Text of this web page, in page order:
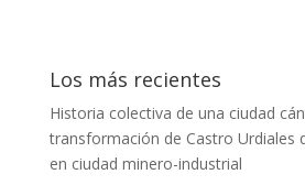
Los más recientes
Historia colectiva de una ciudad
transformación de Castro Urdiales
en ciudad minero-industrial